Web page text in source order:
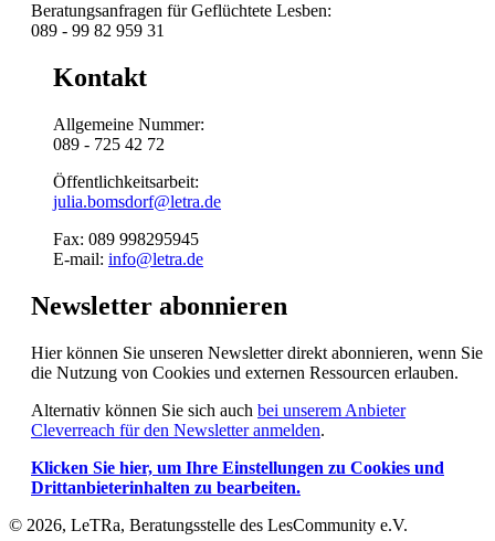
Beratungsanfragen für Geflüchtete Lesben:
089 - 99 82 959 31
Kontakt
Allgemeine Nummer:
089 - 725 42 72
Öffentlichkeitsarbeit:
julia.bomsdorf@letra.de
Fax: 089 998295945
E-mail: info@letra.de
Newsletter abonnieren
Hier können Sie unseren Newsletter direkt abonnieren, wenn Sie
die Nutzung von Cookies und externen Ressourcen erlauben.
Alternativ können Sie sich auch bei unserem Anbieter
Cleverreach für den Newsletter anmelden.
Klicken Sie hier, um Ihre Einstellungen zu Cookies und
Drittanbieterinhalten zu bearbeiten.
© 2026, LeTRa, Beratungsstelle des LesCommunity e.V.